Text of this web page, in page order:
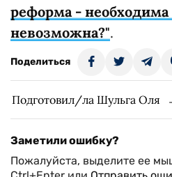
реформа -
невозможна?".
Поделиться
Подготовил/ла Шульга Оля
Заметили ошибку?
Пожалуйста, выделите ее